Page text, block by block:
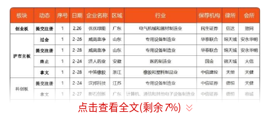
点击查看全文(剩余7%)